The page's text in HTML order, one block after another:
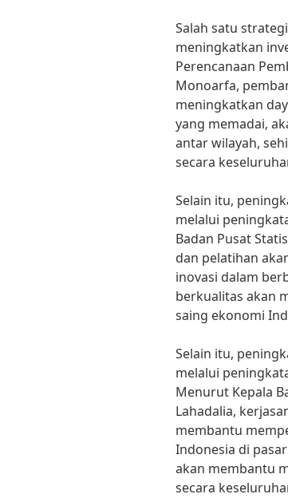
Salah satu
meningkatkan
Perencanaan
Monoarfa,
meningkatkan
yang memadai,
antar wilayah,
secara
Selain itu,
melalui
Badan Pusat
dan pelatihan
inovasi dalam
berkualitas akan
saing ekonomi
Selain itu,
melalui
Menurut Kepala
Lahadalia,
membantu
Indonesia di
akan membantu
secara